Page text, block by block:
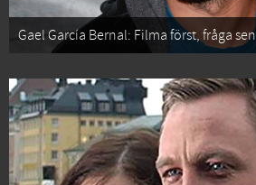
Gael García Bernal: Filma först, fråga sen